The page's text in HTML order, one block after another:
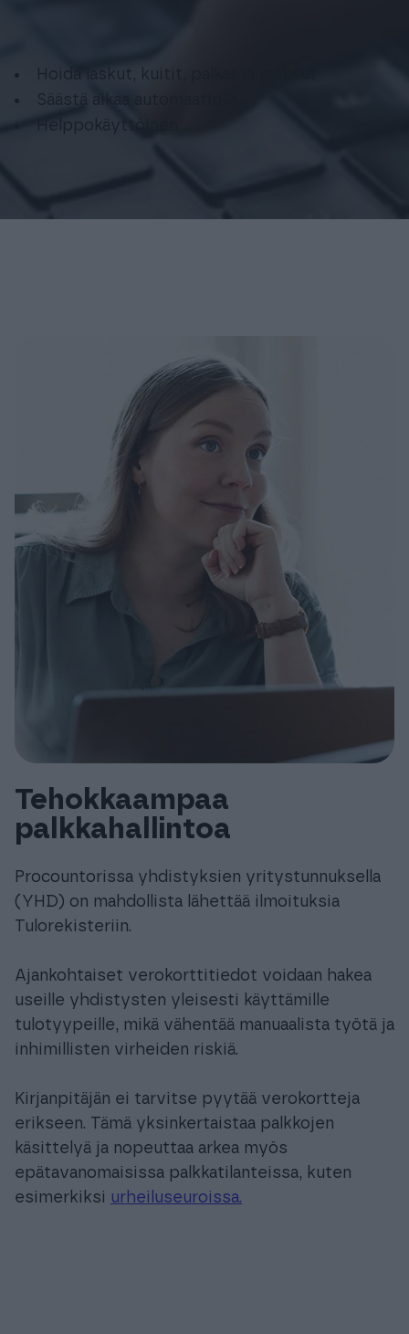
Hoida laskut, kuitit, palkat ja maksut
Säästä aikaa automaatiolla
Helppokäyttöinen
Tehokkaampaa
palkkahallintoa
Procountorissa yhdistyksien yritystunnuksella
(YHD) on mahdollista lähettää ilmoituksia
Tulorekisteriin.
Ajankohtaiset verokorttitiedot voidaan hakea
useille yhdistysten yleisesti käyttämille
tulotyypeille, mikä vähentää manuaalista työtä ja
inhimillisten virheiden riskiä.
Kirjanpitäjän ei tarvitse pyytää verokortteja
erikseen. Tämä yksinkertaistaa palkkojen
käsittelyä ja nopeuttaa arkea myös
epätavanomaisissa palkkatilanteissa, kuten
esimerkiksi urheiluseuroissa.